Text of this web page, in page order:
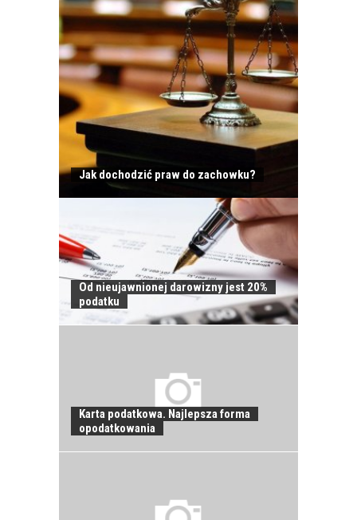
Jak dochodzić praw do zachowku?
Od nieujawnionej darowizny jest 20%
podatku
Karta podatkowa. Najlepsza forma
opodatkowania
JAK POWINNO
WYGLĄDAĆ
CZĘŚĆ PIERWSZA!
JAK POWINNO
WYGLĄDAĆ
CZĘŚĆ DRUGA!